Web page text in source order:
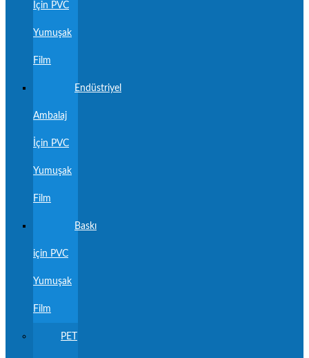
İçin PVC
Yumuşak
Film
Endüstriyel
Ambalaj
İçin PVC
Yumuşak
Film
Baskı
için PVC
Yumuşak
Film
PET